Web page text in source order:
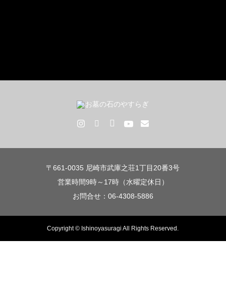
〒661-0035 尼崎市武庫之荘1丁目20番3号
営業時間9時～17時（水曜定休日）
お問合せ：06-4308-5886
Copyright © Ishinoyasuragi All Rights Reserved.